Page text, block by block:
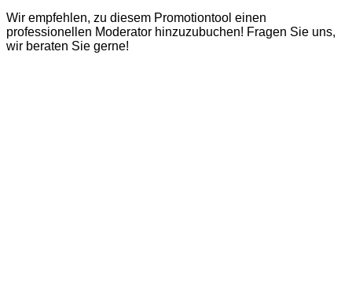
Wir empfehlen, zu diesem Promotiontool einen
professionellen Moderator hinzuzubuchen! Fragen Sie uns,
wir beraten Sie gerne!